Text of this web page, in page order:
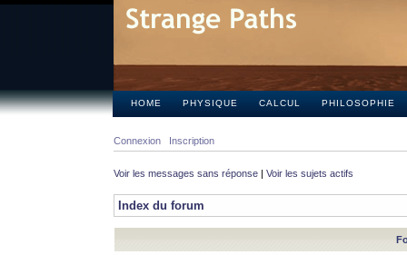
HOME PHYSIQUE CALCUL PHILOSOPHIE
Connexion Inscription
Voir les messages sans réponse | Voir les sujets actifs
Index du forum